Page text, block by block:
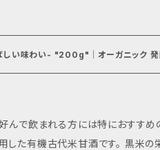
、スポーツ後の疲れた体にも最適。 糀甘
原材料名： 有機米こうじ(
問題ありません。開封後は冷蔵庫
ばしい味わい- "200g"│オーガニック
好んで飲まれる方には特にお
の栄養価を余すことなく取り入れられるよ